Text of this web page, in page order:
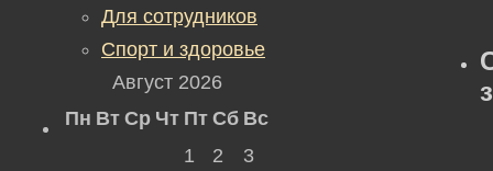
Для сотрудников
Спорт и здоровье
Август 2026
Пн Вт Ср Чт Пт Сб Вс
1
2
3